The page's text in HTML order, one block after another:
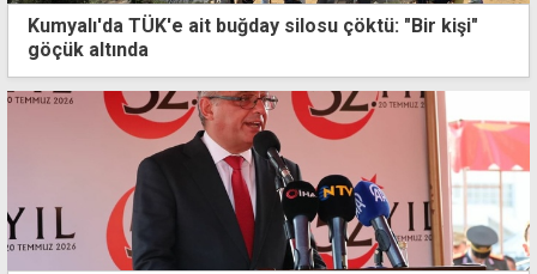
Kumyalı'da TÜK'e ait buğday silosu çöktü: "Bir kişi"
göçük altında